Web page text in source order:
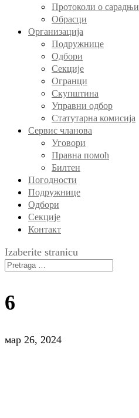
Протоколи о сарадњи
Обрасци
Организација
Подружнице
Одбори
Секције
Огранци
Скупштина
Управни одбор
Статутарна комисија
Сервис чланова
Уговори
Правна помоћ
Билтен
Погодности
Подружнице
Одбори
Секције
Контакт
Izaberite stranicu
6
мар 26, 2024